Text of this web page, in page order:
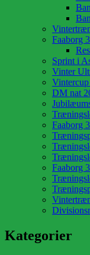
Faaborg
Sprint i
Vinter
DM nat
Faaborg
Faaborg
Kategorier